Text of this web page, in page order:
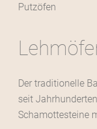
Putzöfen
Der traditionelle
seit
Schamottesteine